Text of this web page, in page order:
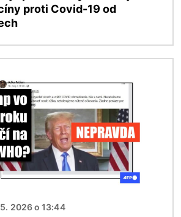
proti Covid-19 od
2026 o 13:44